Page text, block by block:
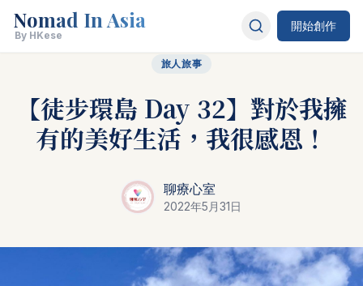
Nomad In Asia
By HKese
開始創作
旅人旅事
【徒步環島 Day 32】對於我擁
有的美好生活，我很感恩！
聊療心室
2022年5月31日